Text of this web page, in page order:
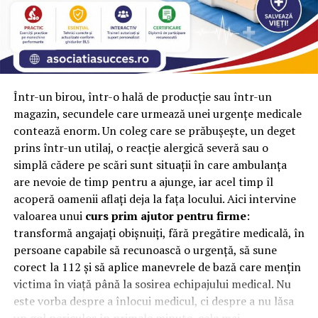
de apa.
Reconditionarea si tratarea acoperisului
Dupa o perioada de timp, acoperisul casei tale poate
reparatii acoperisuri, pentru a te bucura de un acoperis
functional. Aplicarea unui strat de protectie sau a unui
tratament special poate prelungi durata de viata a
acoperisului si poate imbunatati rezistenta la
intemperii. Consulta un specialist in domeniu pentru a
afla ce tip de tratament este potrivit pentru acoperisul
tau.
Intretinerea corespunzatoare a sistemului de
colectare a apei pluviale
Daca acoperisul casei tale este echipat cu un sistem de
colectare a apei pluviale, asigura-te ca il intretii
corespunzator. Curata gurile de scurgere si verifica
Într-un birou, într-o hală de producție sau într-un
magazin, secundele care urmează unei urgențe medicale
contează enorm. Un coleg care se prăbușește, un deget
prins într-un utilaj, o reacție alergică severă sau o
simplă cădere pe scări sunt situații în care ambulanța
are nevoie de timp pentru a ajunge, iar acel timp îl
acoperă oamenii aflați deja la fața locului. Aici intervine
valoarea unui curs prim ajutor pentru firme:
transformă angajați obișnuiți, fără pregătire medicală, în
persoane capabile să recunoască o urgență, să sune
corect la 112 și să aplice manevrele de bază care mențin
victima în viață până la sosirea echipajului medical. Nu
este vorba despre a înlocui medicul, ci despre a nu lăsa